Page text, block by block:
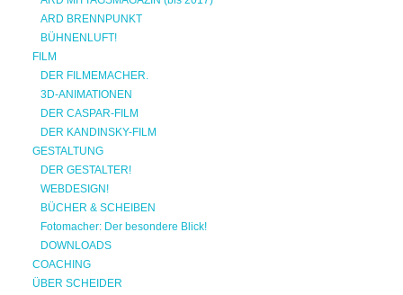
ARD BRENNPUNKT
BÜHNENLUFT!
FILM
DER FILMEMACHER.
3D-ANIMATIONEN
DER CASPAR-FILM
DER KANDINSKY-FILM
GESTALTUNG
DER GESTALTER!
WEBDESIGN!
BÜCHER & SCHEIBEN
Fotomacher: Der besondere Blick!
DOWNLOADS
COACHING
ÜBER SCHEIDER